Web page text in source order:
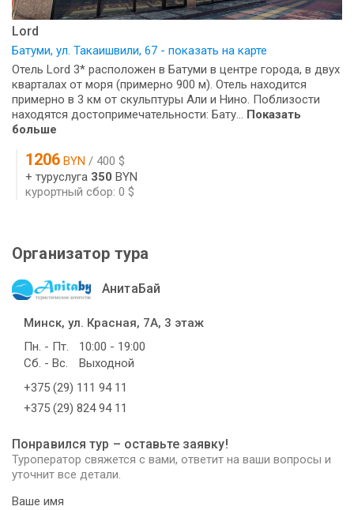
Lord
Батуми, ул. Такаишвили, 67 - показать на карте
Отель Lord 3* расположен в Батуми в центре города, в двух
кварталах от моря (примерно 900 м). Отель находится
примерно в 3 км от скульптуры Али и Нино. Поблизости
находятся достопримечательности: Бату... Показать
больше
1206 BYN / 400 $
+ туруслуга 350 BYN
курортный сбор: 0 $
Организатор тура
АнитаБай
Минск, ул. Красная, 7А, 3 этаж
Пн. - Пт.
10:00 - 19:00
Сб. - Вс.
Выходной
+375 (29) 111 94 11
+375 (29) 824 94 11
Понравился тур – оставьте заявку!
Туроператор свяжется с вами, ответит на ваши вопросы и
уточнит все детали.
Ваше имя